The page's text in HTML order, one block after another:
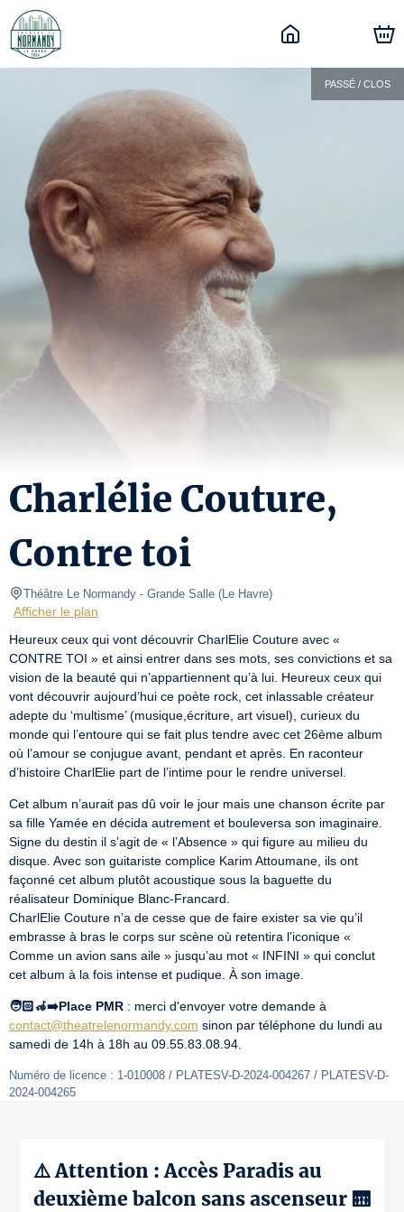
PASSÉ / CLOS
Charlélie Couture,
Contre toi
Théâtre Le Normandy - Grande Salle (Le Havre)
Afficher le plan
Heureux ceux qui vont découvrir CharlElie Couture avec «
CONTRE TOI » et ainsi entrer dans ses mots, ses convictions et sa
vision de la beauté qui n’appartiennent qu’à lui. Heureux ceux qui
vont découvrir aujourd’hui ce poète rock, cet inlassable créateur
adepte du ‘multisme’ (musique,écriture, art visuel), curieux du
monde qui l’entoure qui se fait plus tendre avec cet 26ème album
où l’amour se conjugue avant, pendant et après. En raconteur
d’histoire CharlElie part de l’intime pour le rendre universel.
Cet album n’aurait pas dû voir le jour mais une chanson écrite par
sa fille Yamée en décida autrement et bouleversa son imaginaire.
Signe du destin il s’agit de « l’Absence » qui figure au milieu du
disque. Avec son guitariste complice Karim Attoumane, ils ont
façonné cet album plutôt acoustique sous la baguette du
réalisateur Dominique Blanc-Francard.
CharlElie Couture n’a de cesse que de faire exister sa vie qu’il
embrasse à bras le corps sur scène où retentira l’iconique «
Comme un avion sans aile » jusqu’au mot « INFINI » qui conclut
cet album à la fois intense et pudique. À son image.
🧑🏻‍🦽‍➡️Place PMR
contact@theatrelenormandy.com sinon par téléphone du lundi au
samedi de 14h à 18h au 09.55.83.08.94.
Numéro de licence : 1-010008 / PLATESV-D-2024-004267 / PLATESV-D-
2024-004265
⚠️ Attention : Accès Paradis au
deuxième balcon sans ascenseur 🛗